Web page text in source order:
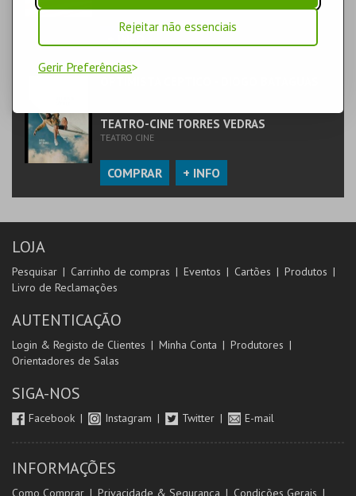
Rejeitar não essenciais
Gerir Preferências
+ INFO
TEATRO-CINE TORRES VEDRAS
TEATRO CINE
COMPRAR + INFO
LOJA
Pesquisar Carrinho de compras Eventos Cartões
Produtos
Livro de Reclamações
AUTENTICAÇÃO
Login & Registo de Clientes Minha Conta
Produtores
Orientadores de Salas
SIGA-NOS
Facebook Instagram Twitter E-mail
INFORMAÇÕES
Como Comprar Privacidade & Segurança Condições Gerais